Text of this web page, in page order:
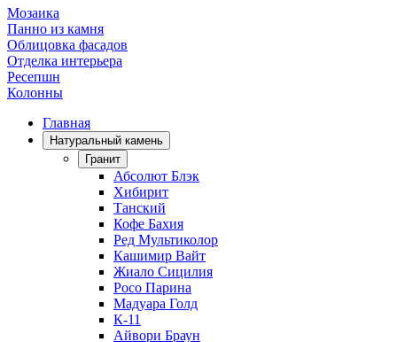
Мозаика
Панно из камня
Облицовка фасадов
Отделка интерьера
Ресепшн
Колонны
Главная
Натуральный камень
Гранит
Абсолют Блэк
Хибирит
Танский
Кофе Бахия
Ред Мультиколор
Кашимир Вайт
Жиало Сицилия
Росо Парина
Мадуара Голд
К-11
Айвори Браун